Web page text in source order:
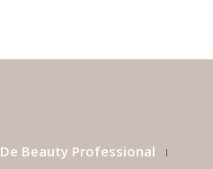
De Beauty Professional